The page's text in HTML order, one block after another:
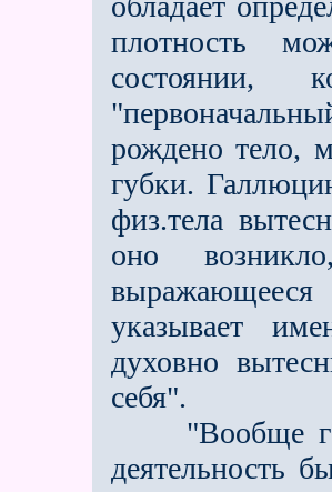
плотность
состоянии,
рождено тело,
губки.
физ.тела
оно
указывает
духовно
себя".
"Вообще
деятельность